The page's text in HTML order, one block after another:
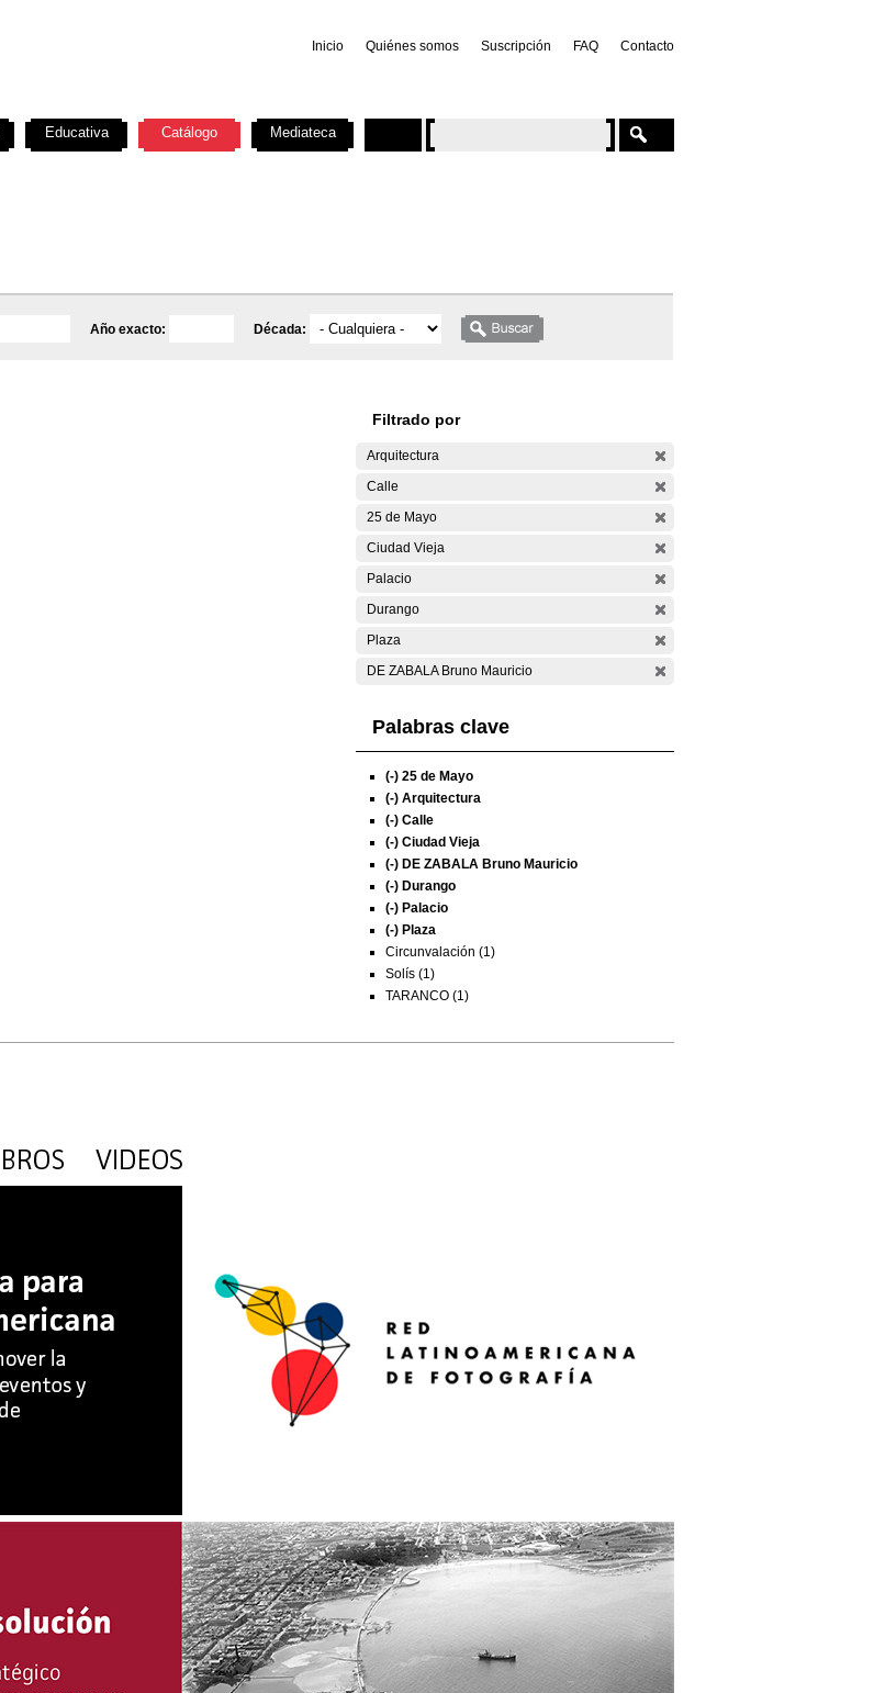
Inicio Quiénes somos Suscripción FAQ Contacto
Año exacto: Década:
Filtrado por
Arquitectura
Calle
25 de Mayo
Ciudad Vieja
Palacio
Durango
Plaza
DE ZABALA Bruno Mauricio
Palabras clave
(-) 25 de Mayo
(-) Arquitectura
(-) Calle
(-) Ciudad Vieja
(-) DE ZABALA Bruno Mauricio
(-) Durango
(-) Palacio
(-) Plaza
Circunvalación (1)
Solís (1)
TARANCO (1)
Educativa Catálogo Mediateca